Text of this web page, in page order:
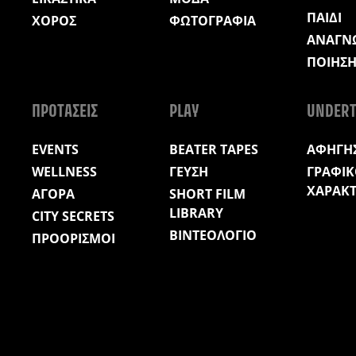
ΧΟΡΟΣ
ΦΩΤΟΓΡΑΦΙΑ
ΠΑΙΔΙ
ΠΟΙΗΣΗ
ΠΡΟΤΑΣΕΙΣ
EVENTS
WELLNESS
ΑΓΟΡΑ
CITY SECRETS
ΠΡΟΟΡΙΣΜΟΙ
PLAY
BEATER TAPES
ΓΕΥΣΗ
SHORT FILM
LIBRARY
ΒΙΝΤΕΟΛΟΓΙΟ